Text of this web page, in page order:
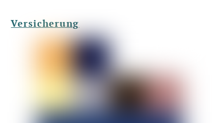
Versicherung